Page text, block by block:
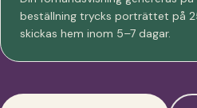
beställning trycks porträttet på
skickas hem inom 5–7 dagar.